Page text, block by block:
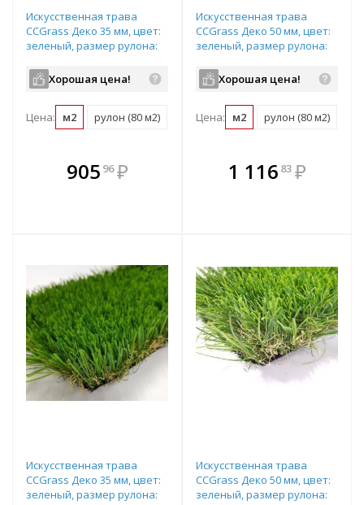
Искусственная трава
CCGrass Деко 35 мм, цвет:
зеленый, размер рулона:
Хорошая цена!
Цена: м2 рулон (80 м2)
905 96 ₽
В комплекте
всегда выгоднее!
Искусственная трава
CCGrass Деко 50 мм, цвет:
зеленый, размер рулона:
Хорошая цена!
Цена: м2 рулон (80 м2)
В комплекте
всегда выгоднее!
1 116 83 ₽
Искусственная трава
CCGrass Деко 35 мм, цвет:
зеленый, размер рулона:
Искусственная трава
CCGrass Деко 50 мм, цвет:
зеленый, размер рулона: